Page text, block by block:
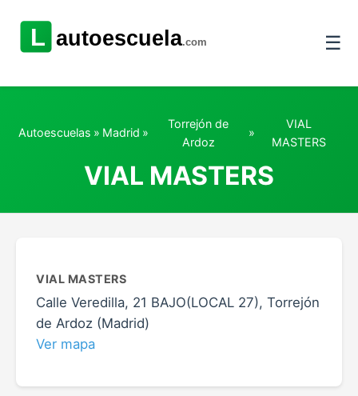
☰
Autoescuelas » Madrid »
Torrejón de
Ardoz
»
VIAL
MASTERS
VIAL MASTERS
VIAL MASTERS
Calle Veredilla, 21 BAJO(LOCAL 27), Torrejón
de Ardoz (Madrid)
Ver mapa